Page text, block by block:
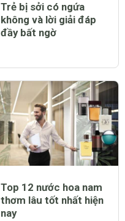
Trẻ bị sởi có ngứa
không và lời giải đáp
đầy bất ngờ
Top 12 nước hoa nam
thơm lâu tốt nhất hiện
nay